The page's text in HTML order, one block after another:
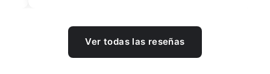
Ver todas las reseñas